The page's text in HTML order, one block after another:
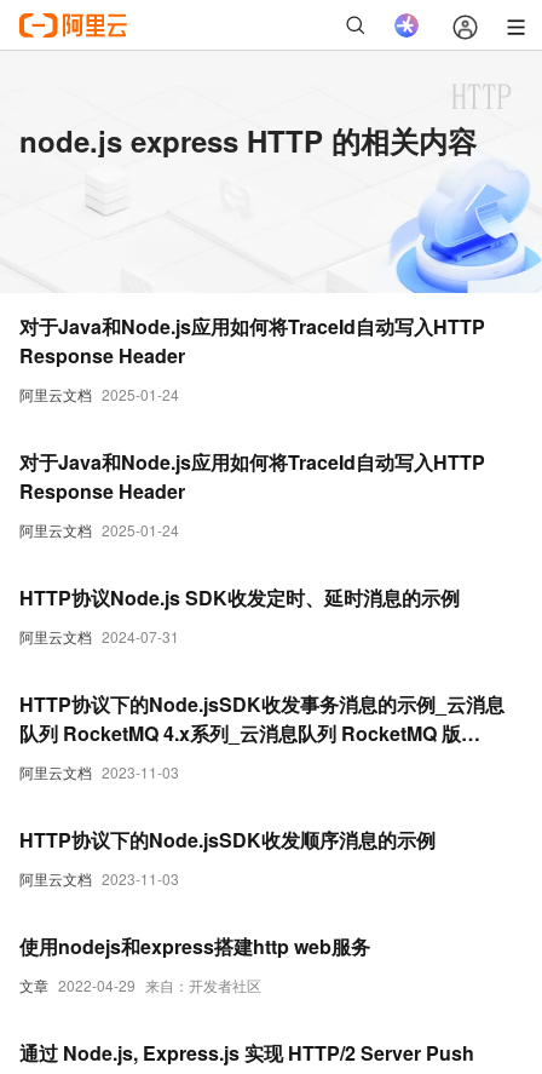
node.js express HTTP 的相关内容
阿里云文档 2025-01-24
对于Java和Node.js应用如何将TraceId自动写入HTTP
Response Header
阿里云文档 2025-01-24
对于Java和Node.js应用如何将TraceId自动写入HTTP
Response Header
阿里云文档 2024-07-31
HTTP协议Node.js SDK收发定时、延时消息的示例
阿里云文档 2023-11-03
HTTP协议下的Node.jsSDK收发事务消息的示例_云消息
队列 RocketMQ 4.x系列_云消息队列 RocketMQ 版
(RocketMQ)
阿里云文档 2023-11-03
HTTP协议下的Node.jsSDK收发顺序消息的示例
文章 2022-04-29 来自：开发者社区
使用nodejs和express搭建http web服务
通过 Node.js, Express.js 实现 HTTP/2 Server Push